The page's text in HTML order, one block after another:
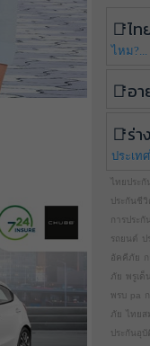
ไท
ไหม?...
อ
ร่
ประเท
ไทยประ
ประกันชีวิ
การประ
รถยนต์
ป
อัคคีภัย
ภัย พรูเด็
พรบ
pa
ภัย
ไทย
ประกันอุบั